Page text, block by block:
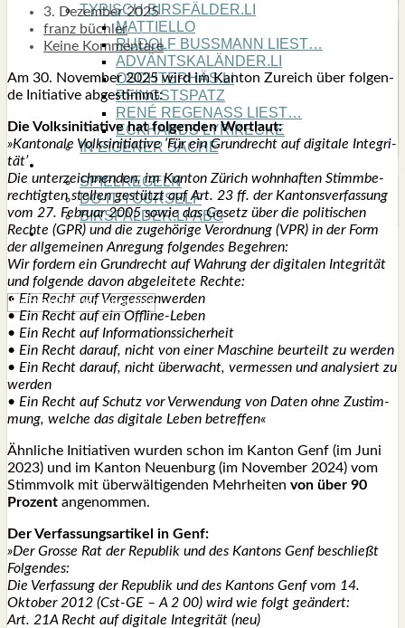
TYPISCH BIRSFÄLDER.LI
MATTIELLO
RUDOLF BUSS­MANN LIEST…
ADVÄNTSKALÄNDER.LI
OSCHTERHÄS.LI
PFINGST­SPATZ
RENÉ REGEN­ASS LIEST…
ECK­HARDS LYRIK­ECKE
IN EIGE­NER SACHE
SPIEL­RE­GELN
DO-IT-YOUR­S­ELF
BIRSFÄLDER.LI-ABO
SHOUT­BOX
3. Dezember 2025
franz büchler
Keine Kommentare
Am 30. Novem­ber 2025 wird im Kan­ton Zureich über fol­gen­
de Initia­ti­ve abge­stimmt:
Die Volks­in­itia­ti­ve hat fol­gen­den Wort­laut:
»Kan­to­na­le Volks­in­itia­ti­ve ‘Für ein Grund­recht auf digi­ta­le Inte­gri­
tät’
Die unter­zeich­nen­den, im Kan­ton Zürich wohn­haf­ten Stimm­be­
rech­tig­ten stel­len gestützt auf Art. 23 ff. der Kan­tons­ver­fas­sung
vom 27. Febru­ar 2005 sowie das Gesetz über die poli­ti­schen
Rech­te (GPR) und die zuge­hö­ri­ge Ver­ord­nung (VPR) in der Form
der all­ge­mei­nen Anre­gung fol­gen­des Begeh­ren:
Wir for­dern ein Grund­recht auf Wah­rung der digi­ta­len Inte­gri­tät
und fol­gen­de davon abge­lei­te­te Rech­te:
• Ein Recht auf Ver­ges­sen­wer­den
• Ein Recht auf ein Off­line-Leben
• Ein Recht auf Infor­ma­ti­ons­si­cher­heit
• Ein Recht dar­auf, nicht von einer Maschi­ne beur­teilt zu wer­den
• Ein Recht dar­auf, nicht überwacht, ver­mes­sen und ana­ly­siert zu
wer­den
• Ein Recht auf Schutz vor Ver­wen­dung von Daten ohne Zustim­
mung, wel­che das digi­ta­le Leben betref­fen«
Ähn­li­che Initia­ti­ven wur­den schon im Kan­ton Genf (im Juni
2023) und im Kan­ton Neu­en­burg (im Novem­ber 2024) vom
Stimm­volk mit über­wäl­ti­gen­den Mehr­hei­ten von über 90
Pro­zent ange­nom­men.
Der Ver­fas­sungs­ar­ti­kel in Genf:
»Der Gros­se Rat der Repu­blik und des Kan­tons Genf beschließt
Fol­gen­des:
Die Ver­fas­sung der Repu­blik und des Kan­tons Genf vom 14.
Okto­ber 2012 (Cst-GE – A 2 00) wird wie folgt geän­dert:
Art. 21A Recht auf digi­ta­le Inte­gri­tät (neu)